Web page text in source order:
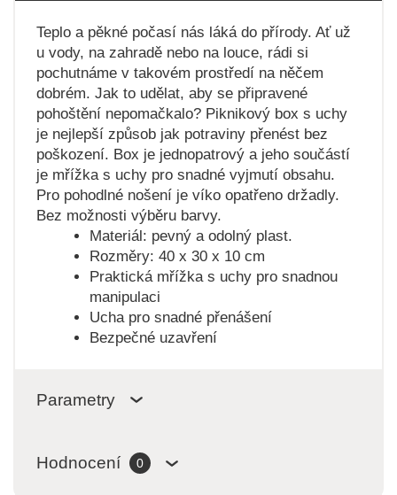
Teplo a pěkné počasí nás láká do přírody. Ať už
u vody, na zahradě nebo na louce, rádi si
pochutnáme v takovém prostředí na něčem
dobrém. Jak to udělat, aby se připravené
pohoštění nepomačkalo? Piknikový box s uchy
je nejlepší způsob jak potraviny přenést bez
poškození. Box je jednopatrový a jeho součástí
je mřížka s uchy pro snadné vyjmutí obsahu.
Pro pohodlné nošení je víko opatřeno držadly.
Bez možnosti výběru barvy.
Materiál: pevný a odolný plast.
Rozměry: 40 x 30 x 10 cm
Praktická mřížka s uchy pro snadnou
manipulaci
Ucha pro snadné přenášení
Bezpečné uzavření
Parametry
Hodnocení 0